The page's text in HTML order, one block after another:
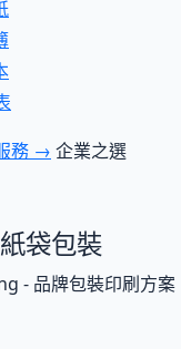
務 → 企業之選
袋包裝
- 品牌包裝印刷方案